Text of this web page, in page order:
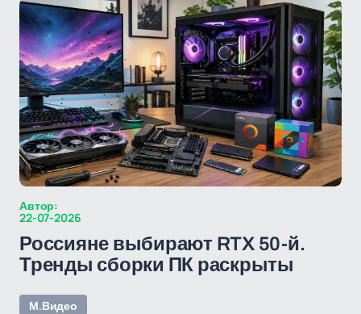
Автор:
22-07-2026
Россияне выбирают RTX 50-й.
Тренды сборки ПК раскрыты
М.Видео